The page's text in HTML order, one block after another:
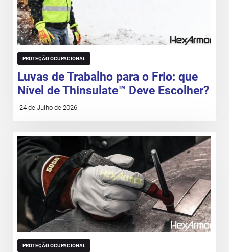
PROTEÇÃO OCUPACIONAL
Luvas de Trabalho para o Frio: que
Nível de Thinsulate™ Deve Escolher?
24 de Julho de 2026
PROTEÇÃO OCUPACIONAL